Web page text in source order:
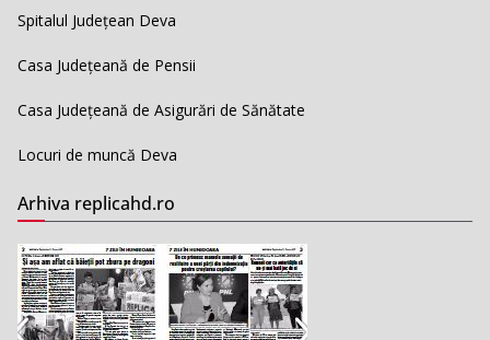
Spitalul Județean Deva
Casa Județeană de Pensii
Casa Județeană de Asigurări de Sănătate
Locuri de muncă Deva
Arhiva replicahd.ro